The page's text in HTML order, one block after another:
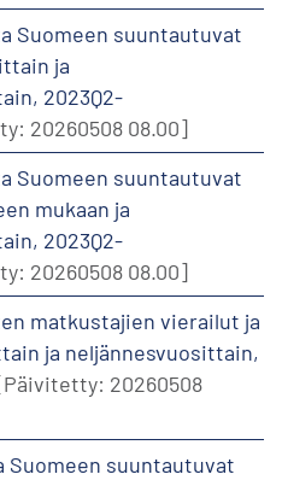
Suomeen suuntautuvat
ja
2023Q2-
20260508 08.00]
Suomeen suuntautuvat
mukaan ja
2023Q2-
20260508 08.00]
matkustajien vierailut ja
ja neljännesvuosittain,
20260508
Suomeen suuntautuvat